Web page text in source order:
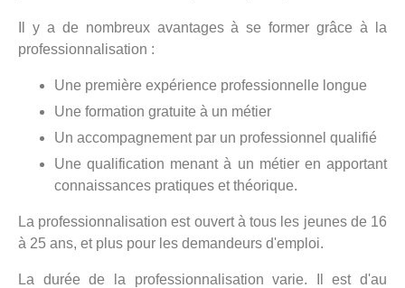
Il y a de nombreux avantages à se former grâce à la
professionnalisation :
Une première expérience professionnelle longue
Une formation gratuite à un métier
Un accompagnement par un professionnel qualifié
Une qualification menant à un métier en apportant
connaissances pratiques et théorique.
La professionnalisation est ouvert à tous les jeunes de 16
à 25 ans, et plus pour les demandeurs d'emploi.
La durée de la professionnalisation varie. Il est d'au